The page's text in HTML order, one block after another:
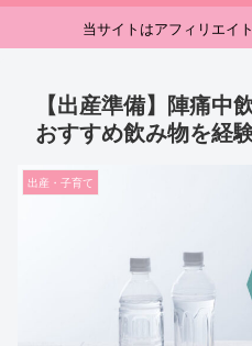
当サイトはアフィリエイ
【出産準備】陣痛中
おすすめ飲み物を経
出産・子育て